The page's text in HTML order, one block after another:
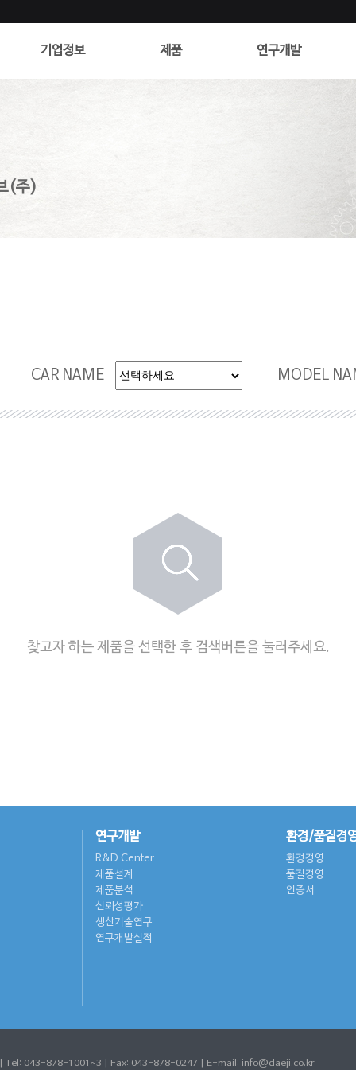
기업정보 제품 연구개발
(주)
CAR NAME MODEL
찾고자 하는 제품을 선택한 후 검색버튼을 눌러주세요.
연구개발
R&D Center
제품설계
제품분석
신뢰성평가
생산기술연구
연구개발실적
환경/품질경
환경경영
품질경영
인증서
| Tel: 043-878-1001~3 | Fax: 043-878-0247 | E-mail: info@daeji.co.kr